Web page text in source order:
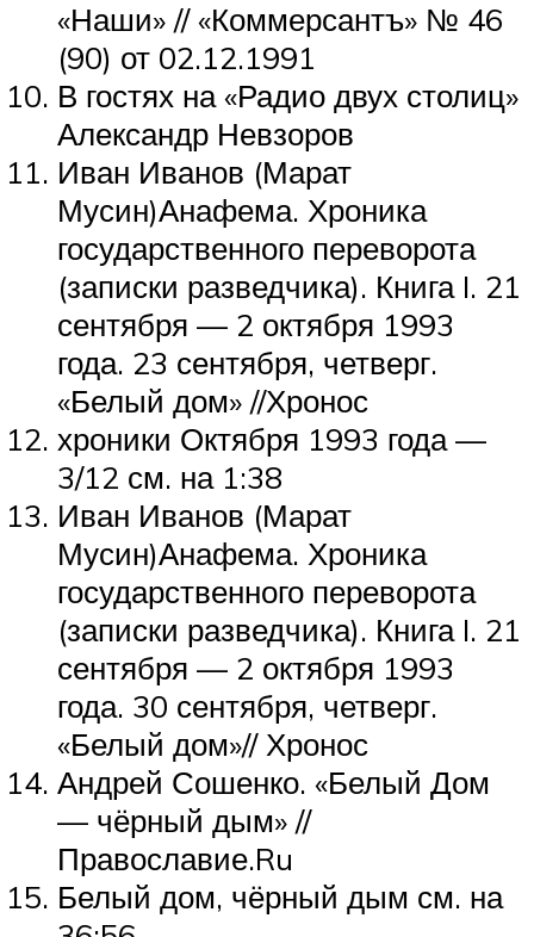
«Наши» // «Коммерсантъ» № 46
(90) от 02.12.1991
В гостях на «Радио двух столиц»
Александр Невзоров
Иван Иванов (Марат
Мусин)Анафема. Хроника
государственного переворота
(записки разведчика). Книга I. 21
сентября — 2 октября 1993
года. 23 сентября, четверг.
«Белый дом» //Хронос
хроники Октября 1993 года —
3/12 см. на 1:38
Иван Иванов (Марат
Мусин)Анафема. Хроника
государственного переворота
(записки разведчика). Книга I. 21
сентября — 2 октября 1993
года. 30 сентября, четверг.
«Белый дом»// Хронос
Андрей Сошенко. «Белый Дом
— чёрный дым» //
Православие.Ru
Белый дом, чёрный дым см. на